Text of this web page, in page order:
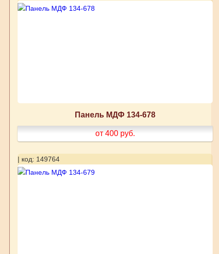
Панель МДФ 134-678
от 400 руб.
| код: 149764